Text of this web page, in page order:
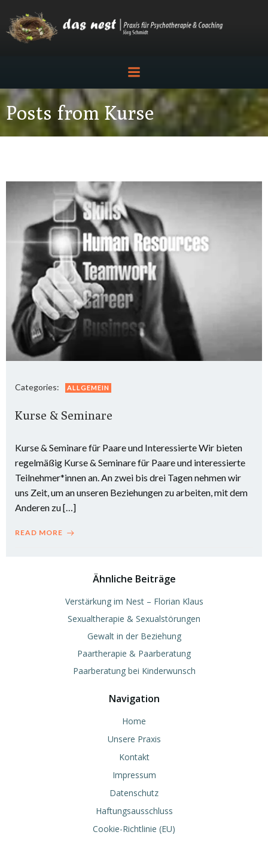
Inhalt
springen
Posts from Kurse
Categories: ALLGEMEIN
Kurse & Seminare
Kurse & Seminare für Paare und Interessierte Wir bieten
regelmäßig Kurse & Seminare für Paare und interessierte
Teilnehmer*innen an. An zwei bis drei Tagen nehmen wir
uns Zeit, um an unseren Beziehungen zu arbeiten, mit dem
Anderen zu […]
READ MORE
Ähnliche Beiträge
Verstärkung im Nest – Florian Klaus
Sexualtherapie & Sexualstörungen
Gewalt in der Beziehung
Paartherapie & Paarberatung
Paarberatung bei Kinderwunsch
Navigation
Home
Unsere Praxis
Kontakt
Impressum
Datenschutz
Haftungsausschluss
Cookie-Richtlinie (EU)